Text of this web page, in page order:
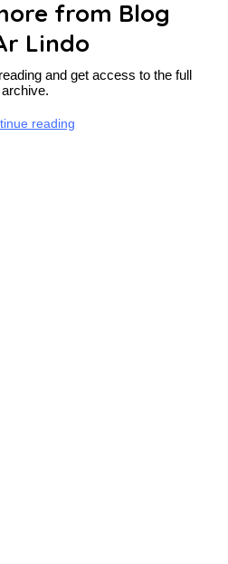
from Blog
Lindo
and get access to the full
archive.
reading